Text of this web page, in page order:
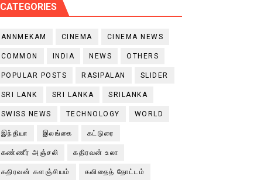
CATEGORIES
ANNMEKAM CINEMA CINEMA NEWS
COMMON INDIA NEWS OTHERS
POPULAR POSTS RASIPALAN SLIDER
SRI LANK SRI LANKA SRILANKA
SWISS NEWS TECHNOLOGY WORLD
இந்தியா இலங்கை கட்டுரை
கண்ணீர் அஞ்சலி கதிரவன் உலா
கதிரவன் களஞ்சியம் கவிதைத் தோட்டம்